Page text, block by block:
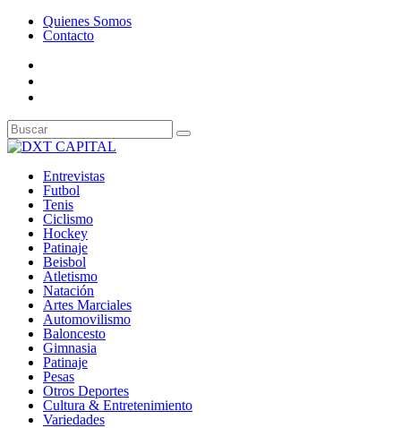
Quienes Somos
Contacto
Entrevistas
Futbol
Tenis
Ciclismo
Hockey
Patinaje
Beisbol
Atletismo
Natación
Artes Marciales
Automovilismo
Baloncesto
Gimnasia
Patinaje
Pesas
Otros Deportes
Cultura & Entretenimiento
Variedades